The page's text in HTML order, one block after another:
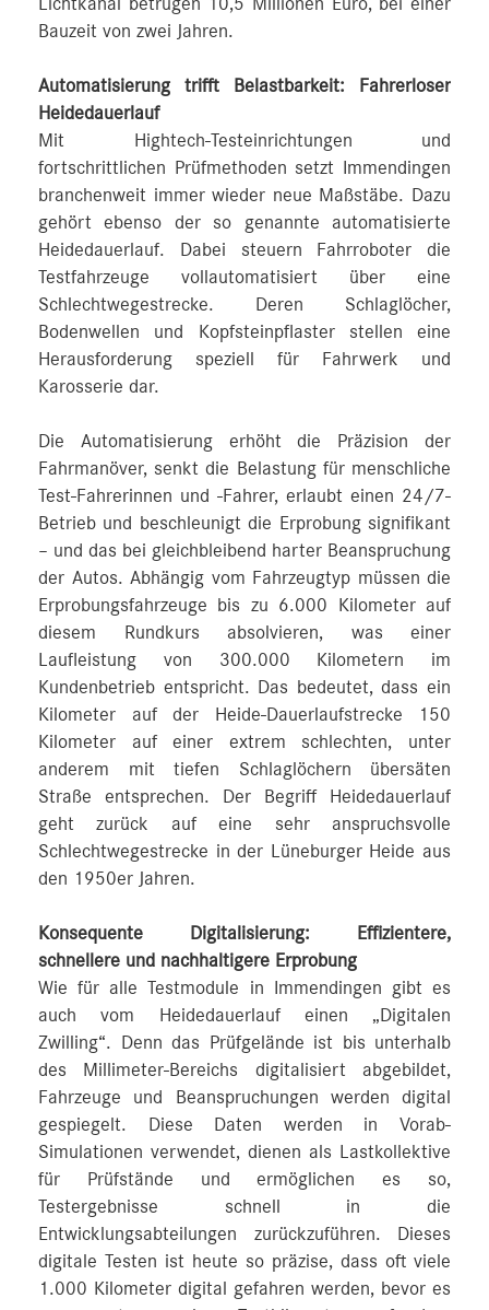
Bauzeit von zwei Jahren.
Automatisierung trifft Belastbarkeit: Fahrerloser
Heidedauerlauf
Mit Hightech-Testeinrichtungen und
fortschrittlichen Prüfmethoden setzt Immendingen
branchenweit immer wieder neue Maßstäbe. Dazu
gehört ebenso der so genannte automatisierte
Heidedauerlauf. Dabei steuern Fahrroboter die
Testfahrzeuge vollautomatisiert über eine
Schlechtwegestrecke. Deren Schlaglöcher,
Bodenwellen und Kopfsteinpflaster stellen eine
Herausforderung speziell für Fahrwerk und
Karosserie dar.
Die Automatisierung erhöht die Präzision der
Fahrmanöver, senkt die Belastung für menschliche
Test-Fahrerinnen und -Fahrer, erlaubt einen 24/7-
Betrieb und beschleunigt die Erprobung signifikant
– und das bei gleichbleibend harter Beanspruchung
der Autos. Abhängig vom Fahrzeugtyp müssen die
Erprobungsfahrzeuge bis zu 6.000 Kilometer auf
diesem Rundkurs absolvieren, was einer
Laufleistung von 300.000 Kilometern im
Kundenbetrieb entspricht. Das bedeutet, dass ein
Kilometer auf der Heide-Dauerlaufstrecke 150
Kilometer auf einer extrem schlechten, unter
anderem mit tiefen Schlaglöchern übersäten
Straße entsprechen. Der Begriff Heidedauerlauf
geht zurück auf eine sehr anspruchsvolle
Schlechtwegestrecke in der Lüneburger Heide aus
den 1950er Jahren.
Konsequente Digitalisierung: Effizientere,
schnellere und nachhaltigere Erprobung
Wie für alle Testmodule in Immendingen gibt es
auch vom Heidedauerlauf einen „Digitalen
Zwilling“. Denn das Prüfgelände ist bis unterhalb
des Millimeter-Bereichs digitalisiert abgebildet,
Fahrzeuge und Beanspruchungen werden digital
gespiegelt. Diese Daten werden in Vorab-
Simulationen verwendet, dienen als Lastkollektive
für Prüfstände und ermöglichen es so,
Testergebnisse schnell in die
Entwicklungsabteilungen zurückzuführen. Dieses
digitale Testen ist heute so präzise, dass oft viele
1.000 Kilometer digital gefahren werden, bevor es